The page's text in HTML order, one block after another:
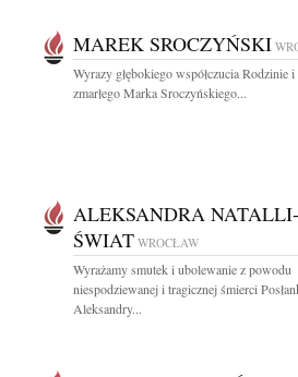
MAREK SROCZYŃSKI
Wyrazy głębokiego współczucia Rodzinie
zmarłego Marka Sroczyńskiego...
ALEKSANDRA NATALLI-
ŚWIAT WROCŁAW
Wyrażamy smutek i ubolewanie z powodu
niespodziewanej i tragicznej śmierci
Aleksandry...